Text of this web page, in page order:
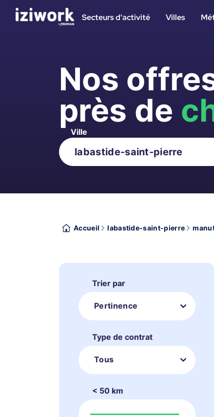
Secteurs d'activité Villes
Nos
près de
Ville
Accueil labastide-saint-pierre
Trier par
Pertinence
Type de contrat
Tous
< 50 km